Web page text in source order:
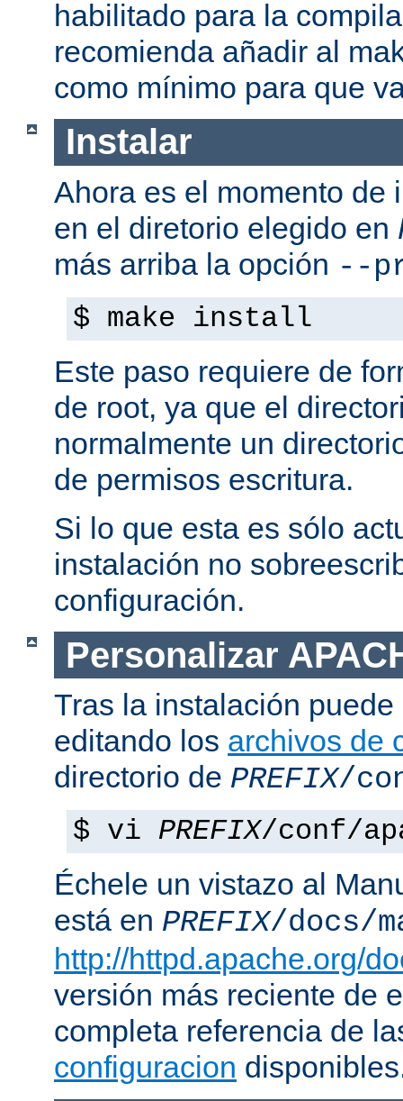
habilitado para la
recomienda añadir al
como mínimo para que
Instalar
Ahora es el momento de
en el diretorio elegido en
más arriba la opción --
$ make install
Este paso requiere de
de root, ya que el
normalmente un
de permisos escritura.
Si lo que esta es sólo
instalación no
configuración.
Personalizar
Tras la instalación
editando los archivos de
directorio de PREFIX/
$ vi PREFIX/conf/
Échele un vistazo al
está en PREFIX/docs/
http://httpd.apache.org/
versión más reciente de
completa referencia de
configuracion